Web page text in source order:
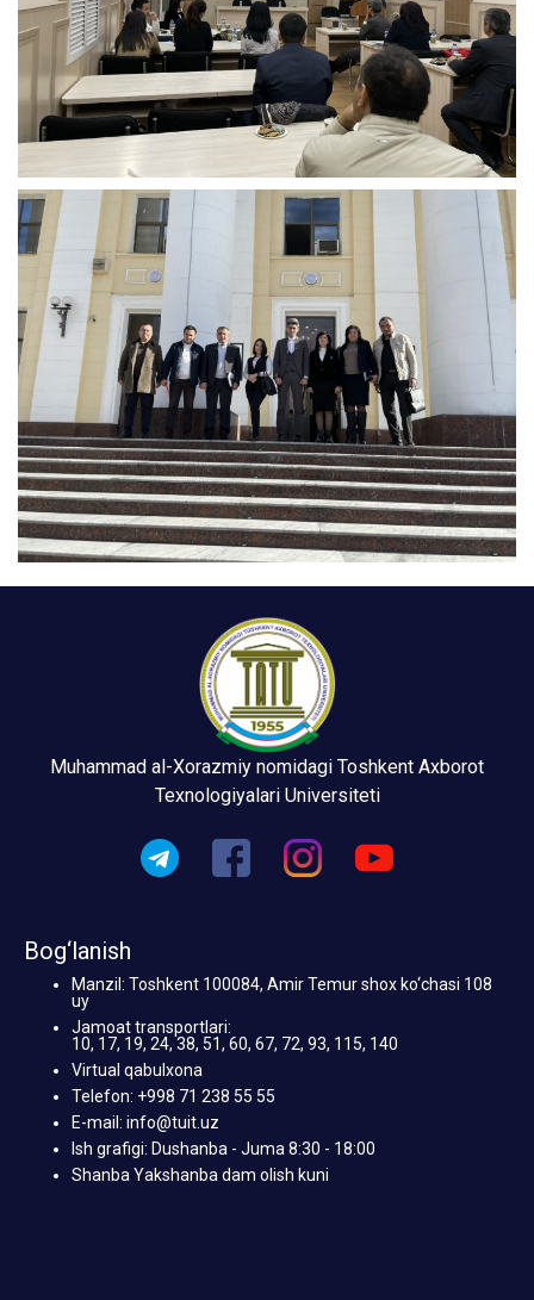
Muhammad al-Xorazmiy nomidagi Toshkent Axborot
Texnologiyalari Universiteti
Bog‘lanish
Manzil: Toshkent 100084, Amir Temur shox ko‘chasi 108
uy
Jamoat transportlari:
10, 17, 19, 24, 38, 51, 60, 67, 72, 93, 115, 140
Virtual qabulxona
Telefon: +998 71 238 55 55
E-mail: info@tuit.uz
Ish grafigi: Dushanba - Juma 8:30 - 18:00
Shanba Yakshanba dam olish kuni